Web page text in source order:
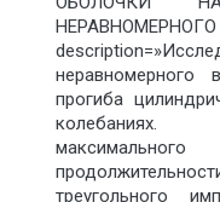
неравномерного
прогиба
колебаниях.
треугольного